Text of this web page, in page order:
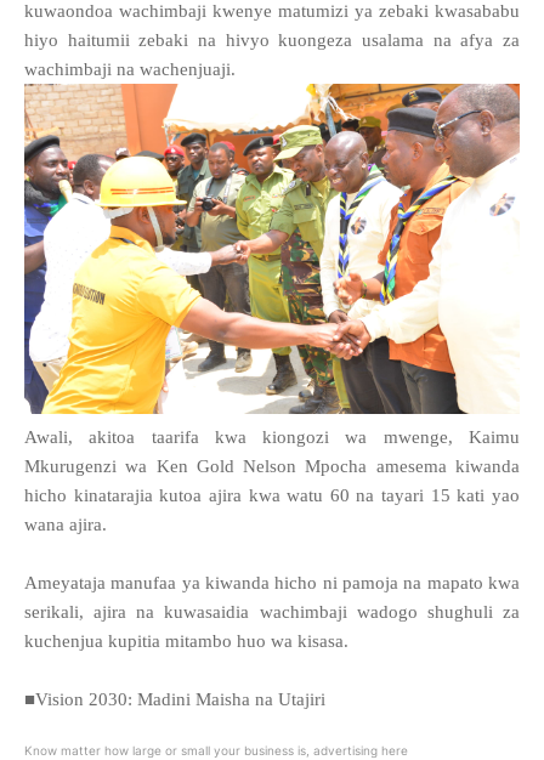
kuwaondoa wachimbaji kwenye matumizi ya zebaki kwasababu
hiyo haitumii zebaki na hivyo kuongeza usalama na afya za
wachimbaji na wachenjuaji.
Awali, akitoa taarifa kwa kiongozi wa mwenge, Kaimu
Mkurugenzi wa Ken Gold Nelson Mpocha amesema kiwanda
hicho kinatarajia kutoa ajira kwa watu 60 na tayari 15 kati yao
wana ajira.
Ameyataja manufaa ya kiwanda hicho ni pamoja na mapato kwa
serikali, ajira na kuwasaidia wachimbaji wadogo shughuli za
kuchenjua kupitia mitambo huo wa kisasa.
■Vision 2030: Madini Maisha na Utajiri
Know matter how large or small your business is, advertising here